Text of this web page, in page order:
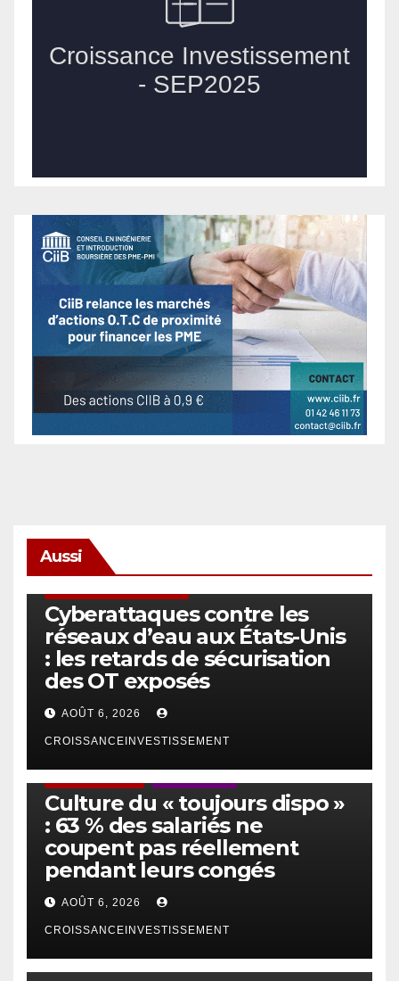
Aussi
Cyberattaques contre les
réseaux d’eau aux États-Unis
: les retards de sécurisation
des OT exposés
AOÛT 6, 2026
CROISSANCEINVESTISSEMENT
Culture du « toujours dispo »
: 63 % des salariés ne
coupent pas réellement
pendant leurs congés
AOÛT 6, 2026
CROISSANCEINVESTISSEMENT